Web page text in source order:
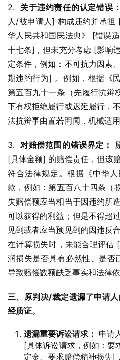
2. 关于违约责任的认定错误：
人/被申请人] 构成违约并承
华人民共和国民法典》 [错误
十七条]，但未充分考虑 [影响
定条件，例如：不可抗力因素
期违约行为] 。例如，根据《
第五百九十一条（先履行抗
下有权拒绝履行或迟延履行，
法抗辩事由置若罔闻，机械适
3. 对赔偿范围的错误界定：
[具体金额] 的赔偿责任，但该
符合法律规定。根据《中华
款，例如：第五百八十四条（
失赔偿额应当相当于因违约所
可以获得的利益；但是不得超
见到或者应当预见到的因违反
在计算损失时，未能合理评估
润损失是否具有必然性、是否
导致赔偿数额缺乏事实和法律依
三、原判决/裁定遗漏了申请
经质证。
遗漏重要诉讼请求： 申请
[具体诉讼请求，例如：要
定金、要求赔偿精神损失]